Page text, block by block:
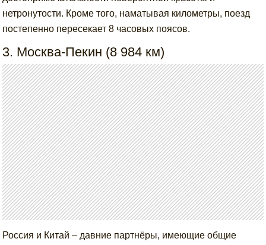
нетронутости. Кроме того, наматывая километры, поезд
постепенно пересекает 8 часовых поясов.
3. Москва-Пекин (8 984 км)
Россия и Китай – давние партнёры, имеющие общие